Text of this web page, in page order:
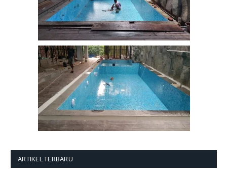
ARTIKEL TERBARU